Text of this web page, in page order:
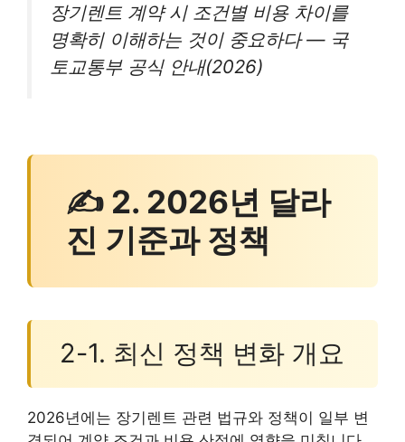
장기렌트 계약 시 조건별 비용 차이를
명확히 이해하는 것이 중요하다 — 국
토교통부 공식 안내(2026)
✍ 2. 2026년 달라
진 기준과 정책
2-1. 최신 정책 변화 개요
2026년에는 장기렌트 관련 법규와 정책이 일부 변